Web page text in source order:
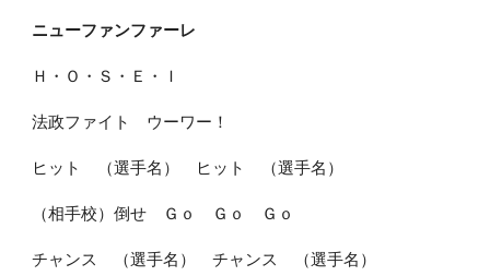
ニューファンファーレ
Ｈ・Ｏ・Ｓ・Ｅ・Ｉ
法政ファイト ウーワー！
ヒット （選手名） ヒット （選手名）
（相手校）倒せ Ｇｏ Ｇｏ Ｇｏ
チャンス （選手名） チャンス （選手名）